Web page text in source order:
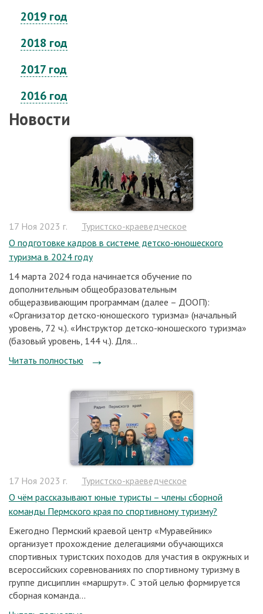
2019 год
2018 год
2017 год
2016 год
Новости
17 Ноя 2023 г.
Туристско-краеведческое
О подготовке кадров в системе детско-юношеского
туризма в 2024 году
14 марта 2024 года начинается обучение по
дополнительным общеобразовательным
общеразвивающим программам (далее – ДООП):
«Организатор детско-юношеского туризма» (начальный
уровень, 72 ч.). «Инструктор детско-юношеского туризма»
(базовый уровень, 144 ч.). Для...
Читать полностью
17 Ноя 2023 г.
Туристско-краеведческое
О чём рассказывают юные туристы – члены сборной
команды Пермского края по спортивному туризму?
Ежегодно Пермский краевой центр «Муравейник»
организует прохождение делегациями обучающихся
спортивных туристских походов для участия в окружных и
всероссийских соревнованиях по спортивному туризму в
группе дисциплин «маршрут». С этой целью формируется
сборная команда...